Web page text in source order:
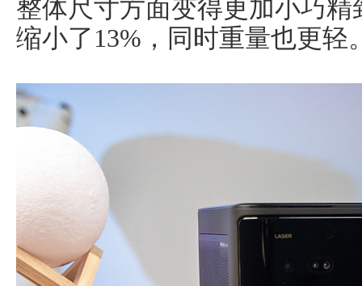
整体尺寸方面变得更加小巧
缩小了13%，同时重量也更轻